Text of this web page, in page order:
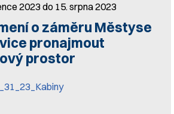
2023 do 15. srpna 2023
o záměru Městyse
pronajmout
prostor